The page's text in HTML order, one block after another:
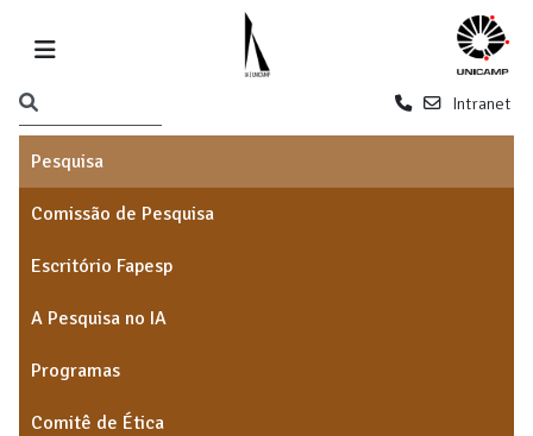
Intranet
Pesquisa
Comissão de Pesquisa
Escritório Fapesp
A Pesquisa no IA
Programas
Comitê de Ética